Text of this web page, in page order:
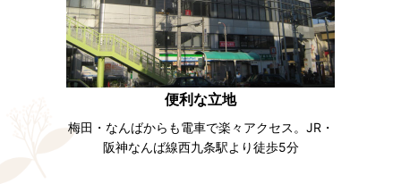
便利な立地
梅田・なんばからも電車で楽々アクセス。JR・
阪神なんば線西九条駅より徒歩5分